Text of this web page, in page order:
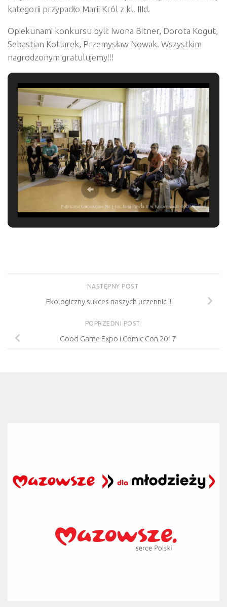
kategorii przypadło Marii Król z kl. IIId.
Opiekunami konkursu byli: Iwona Bitner, Dorota Kogut,
Sebastian Kotlarek, Przemysław Nowak. Wszystkim
nagrodzonym gratulujemy!!!
NASTĘPNY POST
Ekologiczny sukces naszych uczennic !!!
POPRZEDNI POST
Good Game Expo i Comic Con 2017